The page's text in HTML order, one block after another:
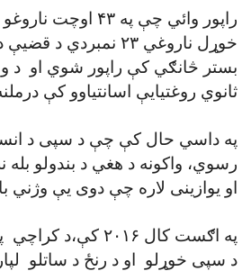
راپور وائي چې په
خوړل ناروغي ۲۳
بستر څانګي کې راپور شوي او د
ثانوي روغتيايې اسانتياوو کې
په داسي حال کې چې د سپی د
رسوي، واکونه د هغي د بندولو
او يوازينی لاره چې دوی يې وژني
په اګست کال ۲۰۱۶